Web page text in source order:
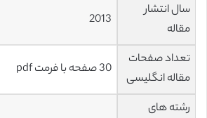
سال انتشار
مقاله
2013
تعداد صفحات
مقاله انگلیسی
30 صفحه با فرمت pdf
رشته های